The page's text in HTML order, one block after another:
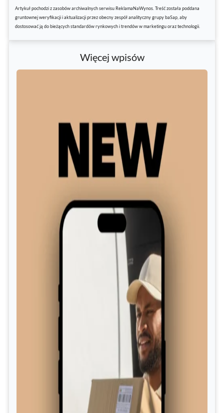
Więcej wpisów
Artykuł pochodzi z zasobów archiwalnych serwisu ReklamaNaWynos. Treść została poddana
gruntownej weryfikacji i aktualizacji przez obecny zespół analityczny grupy baSap, aby
dostosować ją do bieżących standardów rynkowych i trendów w marketingu oraz technologii.